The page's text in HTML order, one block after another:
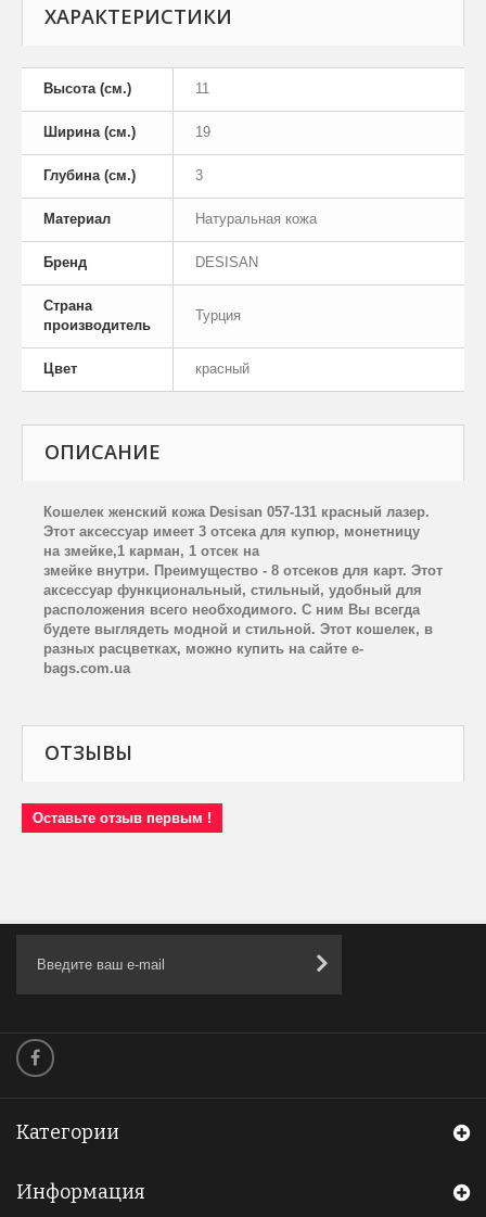
ХАРАКТЕРИСТИКИ
Высота (см.) 11
Ширина (см.) 19
Глубина (см.) 3
Материал Натуральная кожа
Бренд DESISAN
Страна
производитель
Турция
Цвет красный
ОПИСАНИЕ
Кошелек женский кожа Desisan 057-131 красный лазер.
Этот аксессуар имеет 3 отсека для купюр, монетницу
на змейке,1 карман, 1 отсек на
змейке внутри. Преимущество - 8 отсеков для карт. Этот
аксессуар функциональный, стильный, удобный для
расположения всего необходимого. С ним Вы всегда
будете выглядеть модной и стильной. Этот кошелек, в
разных расцветках, можно купить на сайте e-
bags.com.ua
ОТЗЫВЫ
Оставьте отзыв первым !
Категории
Информация